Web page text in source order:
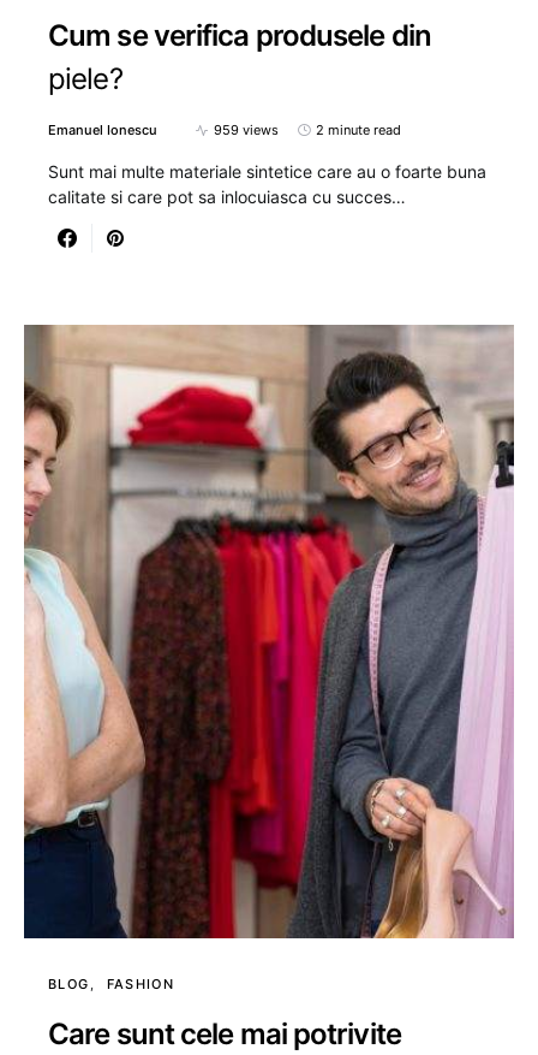
Cum se verifica produsele din
piele?
Emanuel Ionescu 959 views 2 minute read
Sunt mai multe materiale sintetice care au o foarte buna
calitate si care pot sa inlocuiasca cu succes…
BLOG FASHION
Care sunt cele mai potrivite